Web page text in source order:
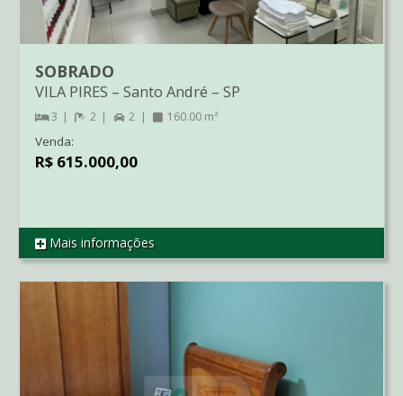
REF SO2863
SOBRADO
VILA PIRES – Santo André – SP
3 2 2 160.00 m²
Venda:
R$ 615.000,00
Mais informações